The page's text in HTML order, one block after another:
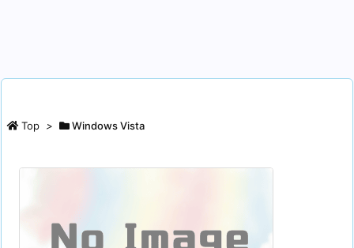
Top > Windows Vista